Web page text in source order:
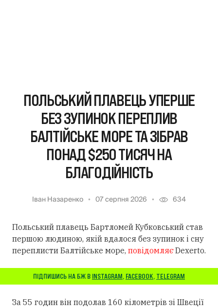
ПОЛЬСЬКИЙ ПЛАВЕЦЬ УПЕРШЕ
БЕЗ ЗУПИНОК ПЕРЕПЛИВ
БАЛТІЙСЬКЕ МОРЕ ТА ЗІБРАВ
ПОНАД $250 ТИСЯЧ НА
БЛАГОДІЙНІСТЬ
Іван Назаренко 07 серпня 2026 634
Польський плавець Бартломей Кубковський став
першою людиною, якій вдалося без зупинок і сну
переплисти Балтійське море, повідомляєDexerto.
ПІДПИШИСЬ НА БЖ В INSTAGRAM, FACEBOOK, TELEGRAM
За 55 годин він подолав 160 кілометрів зі Швеції